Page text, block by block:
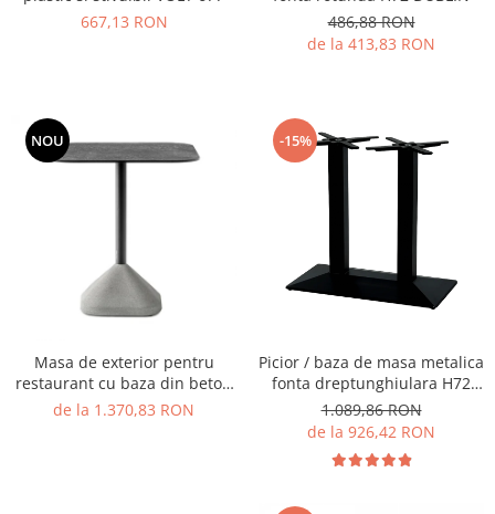
Vitrina bar / retrobar
Blaturi din PAL
Blaturi din MDF
Blaturi din HPL Compact
Blaturi din piatra naturala si
compozit
Scaun laborator
Scaune de lucru
667,13 RON
486,88 RON
de la 413,83 RON
NOU
Masa de exterior pentru
restaurant cu baza din beton
si blat cu finisaj de beton -
de la 1.370,83 RON
-15%
Picior / baza de masa metalica
fonta dreptunghiulara H72
CARDIFF
1.089,86 RON
de la 926,42 RON